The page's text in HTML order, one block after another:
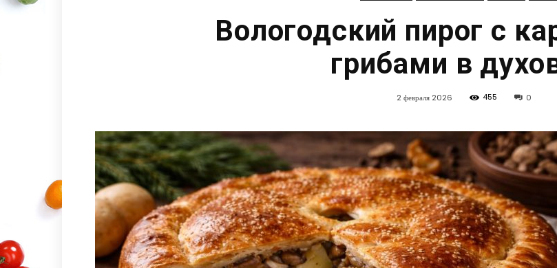
вкусные
Вологодский пирог с
грибами в
2 февраля 2026 455 0